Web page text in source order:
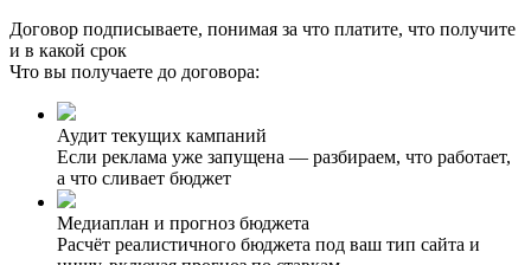
Договор подписываете, понимая за что платите, что получите
и в какой срок
Что вы получаете до договора:
Аудит текущих кампаний
Если реклама уже запущена — разбираем, что работает,
а что сливает бюджет
Медиаплан и прогноз бюджета
Расчёт реалистичного бюджета под ваш тип сайта и